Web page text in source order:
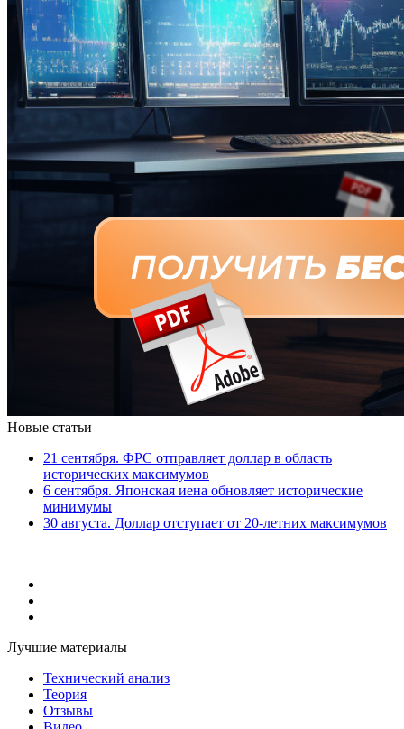
Новые статьи
21 сентября. ФРС отправляет доллар в область
исторических максимумов
6 сентября. Японская иена обновляет исторические
минимумы
30 августа. Доллар отступает от 20-летних максимумов
Лучшие материалы
Технический анализ
Теория
Отзывы